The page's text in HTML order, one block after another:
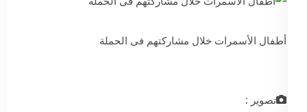
أطفال الأسمرات خلال مشاركتهم فى الحملة
تصوير :